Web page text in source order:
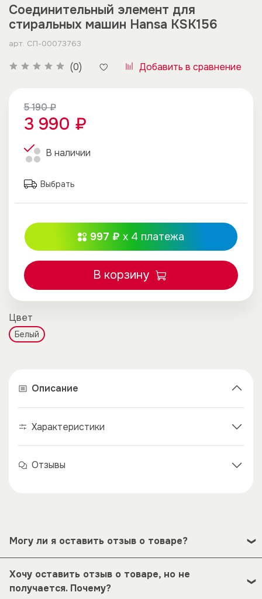
×
Соединительный элемент для
стиральных машин Hansa KSK156
арт. СП-00073763
(0) Добавить в сравнение
5 190 ₽
3 990 ₽
В наличии
Выбрать
997 ₽ x 4 платежа
В корзину
Цвет
Белый
×
Описание
Характеристики
Отзывы
Могу ли я оставить отзыв о товаре?
специальное поле, где Вы можете оставить свой
отзыв. Также Вы можете присвоить товару от одной
Хочу оставить отзыв о товаре, но не
получается. Почему?